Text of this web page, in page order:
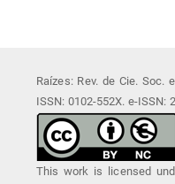
Raízes: Rev. de Cie. Soc.
ISSN: 0102-552X. e-ISSN:
This work is licensed